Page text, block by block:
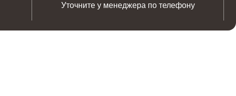
от 1250
Уточните у менеджера по телефону